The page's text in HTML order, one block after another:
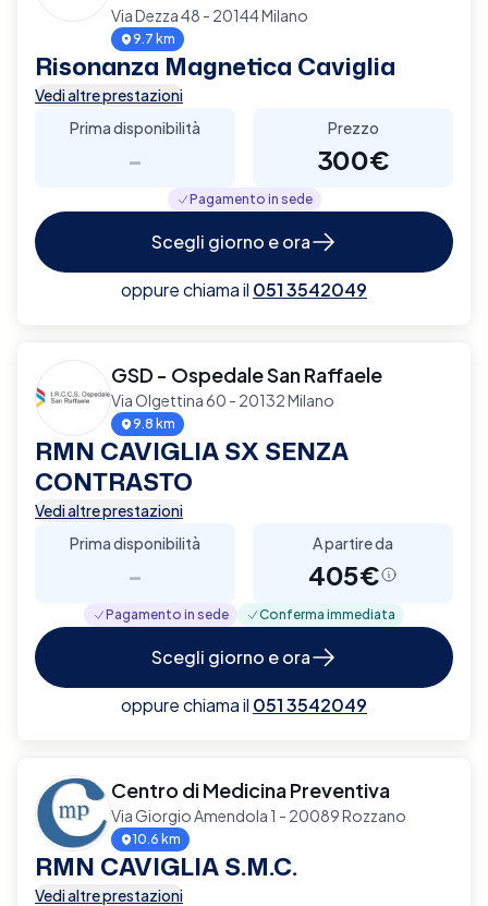
Via Dezza 48 - 20144 Milano
9.7 km
Risonanza Magnetica Caviglia
Vedi altre prestazioni
Prima disponibilità
-
Prezzo
300€
Pagamento in sede
Scegli giorno e ora
oppure chiama il 051 3542049
GSD - Ospedale San Raffaele
Via Olgettina 60 - 20132 Milano
9.8 km
RMN CAVIGLIA SX SENZA
CONTRASTO
Vedi altre prestazioni
Prima disponibilità
-
A partire da
405€
Pagamento in sede Conferma immediata
Scegli giorno e ora
oppure chiama il 051 3542049
Centro di Medicina Preventiva
Via Giorgio Amendola 1 - 20089 Rozzano
10.6 km
RMN CAVIGLIA S.M.C.
Vedi altre prestazioni